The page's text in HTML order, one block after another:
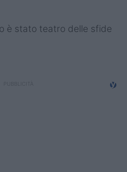
è stato teatro delle sfide